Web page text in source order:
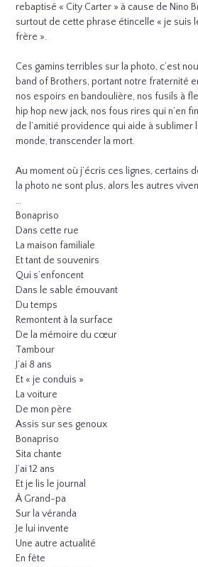
rebaptisé « City Carter » à cause de Nino
surtout de cette phrase étincelle « je suis
frère ».
Ces gamins terribles sur la photo, c’est
band of Brothers, portant notre fraternité
nos espoirs en bandoulière, nos fusils à
hip hop new jack, nos fous rires qui n’en
de l’amitié providence qui aide à sublimer
monde, transcender la mort.
Au moment où j’écris ces lignes, certains
la photo ne sont plus, alors les autres
…
Bonapriso
Dans cette rue
La maison familiale
Et tant de souvenirs
Qui s’enfoncent
Dans le sable émouvant
Du temps
Remontent à la surface
De la mémoire du cœur
Tambour
J’ai 8 ans
Et « je conduis »
La voiture
De mon père
Assis sur ses genoux
Bonapriso
Sita chante
J’ai 12 ans
Et je lis le journal
À Grand-pa
Sur la véranda
Je lui invente
Une autre actualité
En fête